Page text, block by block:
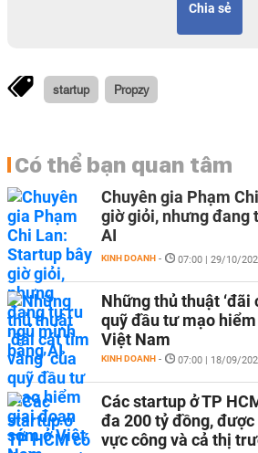
Chia sẻ
startup Propzy
Có thể bạn quan tâm
Chuyên gia Phạm
giờ giỏi, nhưng đang
AI
KINH DOANH - 07:00 | 29/10/
Những thủ thuật ‘đãi
quỹ đầu tư mạo
Việt Nam
KINH DOANH - 07:00 | 18/09/
Các startup ở TP
đa 200 tỷ đồng,
vực công và cả thị